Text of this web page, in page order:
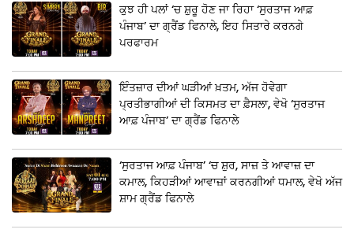
ਕੁਝ ਹੀ ਪਲਾਂ ‘ਚ ਸ਼ੁਰੂ ਹੋਣ ਜਾ ਰਿਹਾ ‘ਸੁਰਤਾਜ ਆਫ਼
ਪੰਜਾਬ’ ਦਾ ਗ੍ਰੈਂਡ ਫਿਨਾਲੇ, ਇਹ ਸਿਤਾਰੇ ਕਰਨਗੇ
ਪਰਫਾਰਮ
ਇੰਤਜ਼ਾਰ ਦੀਆਂ ਘੜੀਆਂ ਖ਼ਤਮ, ਅੱਜ ਹੋਵੇਗਾ
ਪ੍ਰਤੀਭਾਗੀਆਂ ਦੀ ਕਿਸਮਤ ਦਾ ਫ਼ੈਸਲਾ, ਵੇਖੋ ‘ਸੁਰਤਾਜ
ਆਫ਼ ਪੰਜਾਬ’ ਦਾ ਗ੍ਰੈਂਡ ਫਿਨਾਲੇ
‘ਸੁਰਤਾਜ ਆਫ਼ ਪੰਜਾਬ’ ‘ਚ ਸ਼ੁਰ, ਸਾਜ਼ ਤੇ ਆਵਾਜ਼ ਦਾ
ਕਮਾਲ, ਕਿਹੜੀਆਂ ਆਵਾਜ਼ਾਂ ਕਰਨਗੀਆਂ ਧਮਾਲ, ਵੇਖੋ ਅੱਜ
ਸ਼ਾਮ ਗ੍ਰੈਂਡ ਫਿਨਾਲੇ